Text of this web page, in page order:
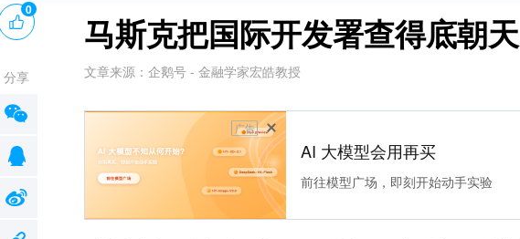
马斯克把国际开发署查得底朝天
文章来源： 企鹅号 - 金融学家宏皓教授
广告
AI 大模型会用再买
前往模型广场，即刻开始动手实验
0
分享